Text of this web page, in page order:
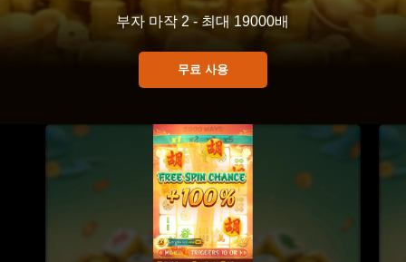
부자 마작 2 - 최대 19000배
무료 사용